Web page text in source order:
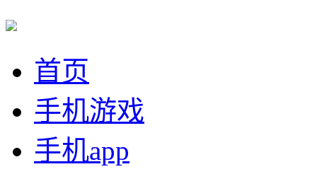
首页
手机游戏
手机app